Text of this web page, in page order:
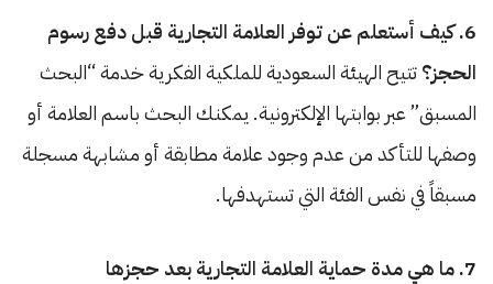
6. كيف أستعلم عن توفر العلامة التجارية قبل دفع رسوم
الحجز؟تتيح الهيئة السعودية للملكية الفكرية خدمة “البحث
المسبق” عبر بوابتها الإلكترونية. يمكنك البحث باسم العلامة أو
وصفها للتأكد من عدم وجود علامة مطابقة أو مشابهة مسجلة
مسبقاً في نفس الفئة التي تستهدفها.
7. ما هي مدة حماية العلامة التجارية بعد حجزها